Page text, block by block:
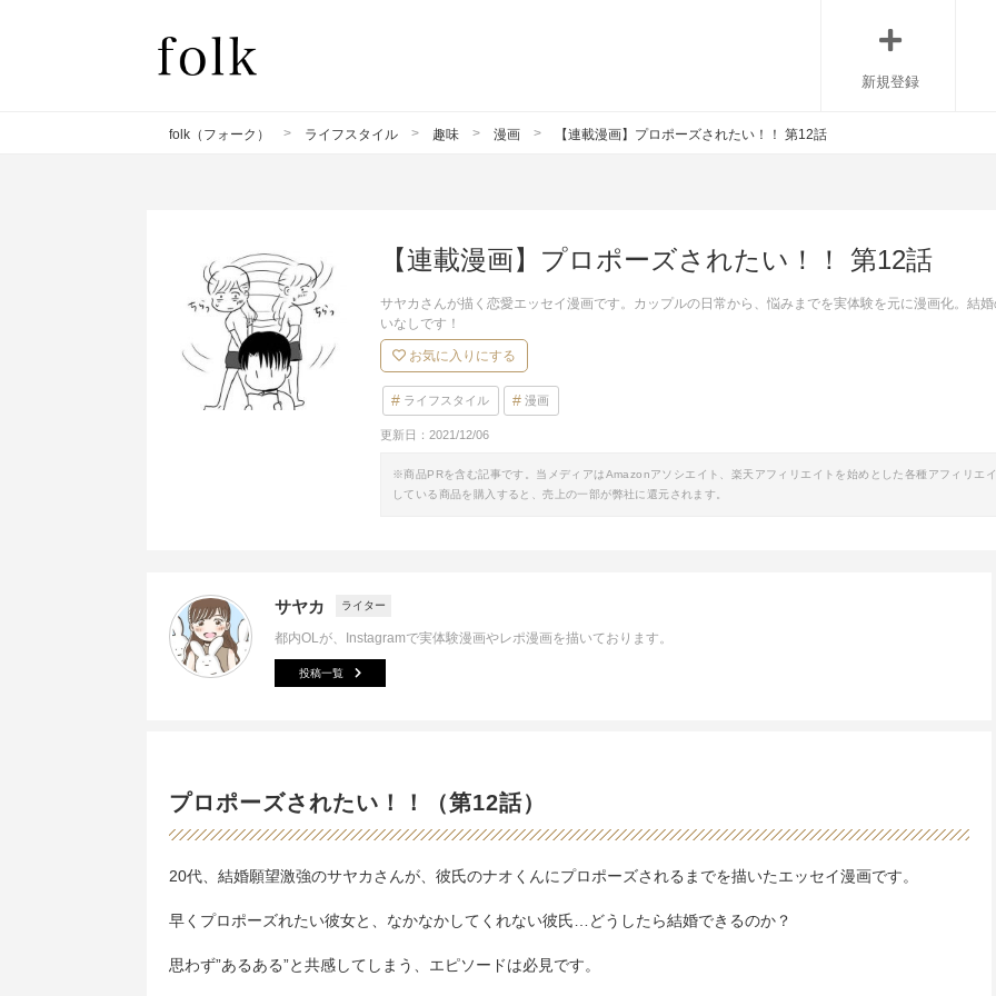
新規登録
folk（フォーク） ライフスタイル 趣味 漫画 【連載漫画】プロポーズされたい！！ 第12話
【連載漫画】プロポーズされたい！！ 第12話
サヤカさんが描く恋愛エッセイ漫画です。カップルの日常から、悩みまでを実体験を元に漫画化。結
いなしです！
お気に入りにする
ライフスタイル 漫画
更新日： 2021/12/06
※商品PRを含む記事です。当メディアはAmazonアソシエイト、楽天アフィリエイトを始めとした各種アフィリエ
している商品を購入すると、売上の一部が弊社に還元されます。
サヤカ ライター
都内OLが、Instagramで実体験漫画やレポ漫画を描いております。
投稿一覧
プロポーズされたい！！（第12話）
20代、結婚願望激強のサヤカさんが、彼氏のナオくんにプロポーズされるまでを描いたエッセイ漫画です。
早くプロポーズれたい彼女と、なかなかしてくれない彼氏…どうしたら結婚できるのか？
思わず”あるある”と共感してしまう、エピソードは必見です。